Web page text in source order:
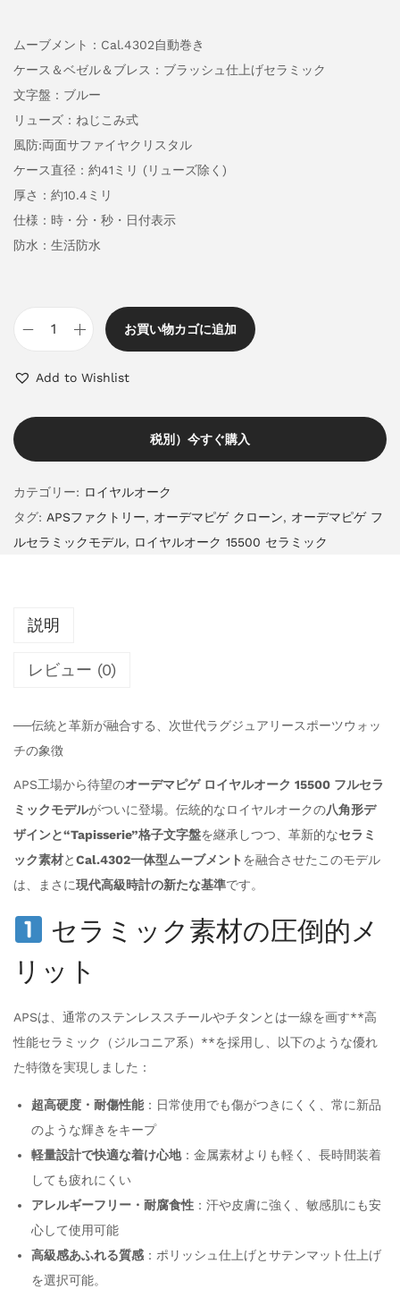
ムーブメント：Cal.4302自動巻き
ケース＆ベゼル＆ブレス：ブラッシュ仕上げセラミック
文字盤：ブルー
リューズ：ねじこみ式
風防:両面サファイヤクリスタル
ケース直径：約41ミリ (リューズ除く)
厚さ：約10.4ミリ
仕様：時・分・秒・日付表示
防水：生活防水
お買い物カゴに追加
Add to Wishlist
税別）今すぐ購入
カテゴリー: ロイヤルオーク
タグ: APSファクトリー, オーデマピゲ クローン, オーデマピゲ フ
ルセラミックモデル, ロイヤルオーク 15500 セラミック
説明
レビュー (0)
──伝統と革新が融合する、次世代ラグジュアリースポーツウォッ
チの象徴
APS工場から待望のオーデマピゲ ロイヤルオーク 15500 フルセラ
ミックモデルがついに登場。伝統的なロイヤルオークの八角形デ
ザインと“Tapisserie”格子文字盤を継承しつつ、革新的なセラミ
ック素材とCal.4302一体型ムーブメント を融合させたこのモデル
は、まさに現代高級時計の新たな基準です。
セラミック素材の圧倒的メ
リット
APSは、通常のステンレススチールやチタンとは一線を画す**高
性能セラミック（ジルコニア系）**を採用し、以下のような優れ
た特徴を実現しました：
超高硬度・耐傷性能：日常使用でも傷がつきにくく、常に新品
のような輝きをキープ
軽量設計で快適な着け心地：金属素材よりも軽く、長時間装着
しても疲れにくい
アレルギーフリー・耐腐食性 ：汗や皮膚に強く、敏感肌にも安
心して使用可能
高級感あふれる質感 ：ポリッシュ仕上げとサテンマット仕上げ
を選択可能。